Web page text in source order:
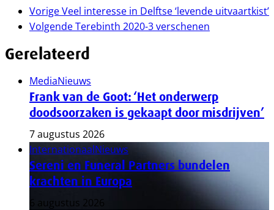
VorigeVeel interesse in Delftse ‘levende uitvaartkist’
VolgendeTerebinth 2020-3 verschenen
Gerelateerd
MediaNieuws
Frank van de Goot: ‘Het onderwerp
doodsoorzaken is gekaapt door misdrijven’
7 augustus 2026
InternationaalNieuws
Sereni en Funeral Partners bundelen
krachten in Europa
6 augustus 2026